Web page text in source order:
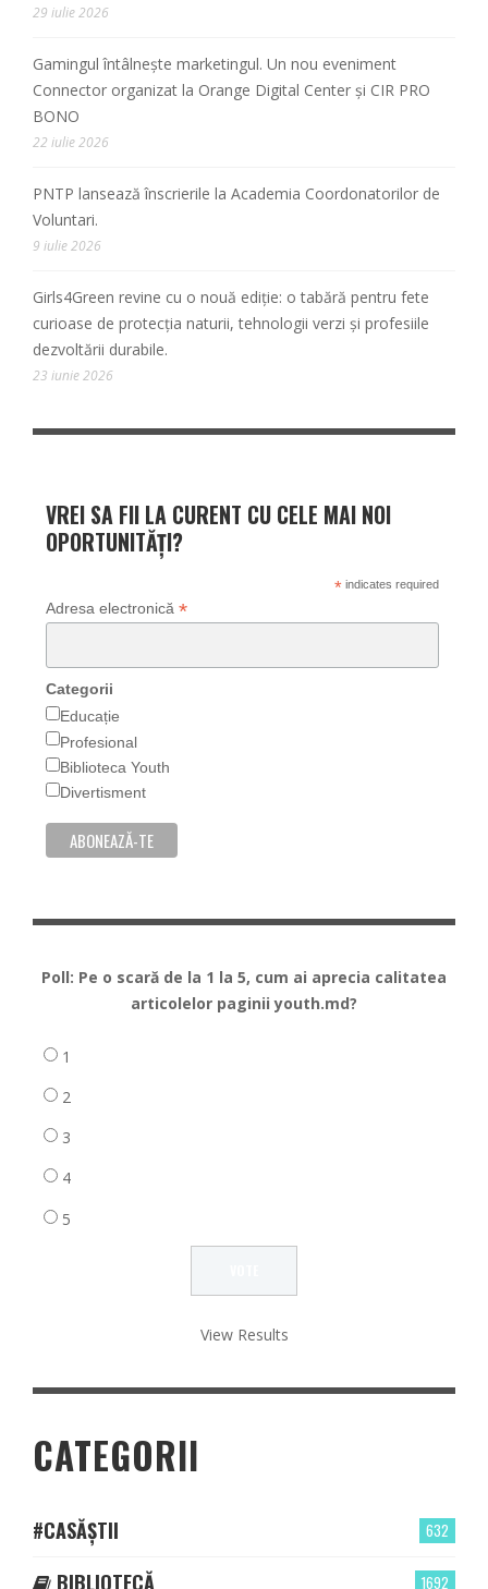
29 iulie 2026
Gamingul întâlnește marketingul. Un nou eveniment
Connector organizat la Orange Digital Center și CIR PRO
BONO
22 iulie 2026
PNTP lansează înscrierile la Academia Coordonatorilor de
Voluntari.
9 iulie 2026
Girls4Green revine cu o nouă ediție: o tabără pentru fete
curioase de protecția naturii, tehnologii verzi și profesiile
dezvoltării durabile.
23 iunie 2026
VREI SA FII LA CURENT CU CELE MAI NOI
OPORTUNITĂȚI?
*indicates required
Adresa electronică *
Categorii
Educație
Profesional
Biblioteca Youth
Divertisment
Poll: Pe o scară de la 1 la 5, cum ai aprecia calitatea
articolelor paginii youth.md?
1
2
3
4
5
View Results
CATEGORII
632
#CASĂȘTII
1692
BIBLIOTECĂ